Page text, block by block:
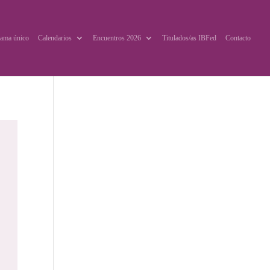
único Calendarios Encuentros 2026 Titulados/as IBFed Contacto